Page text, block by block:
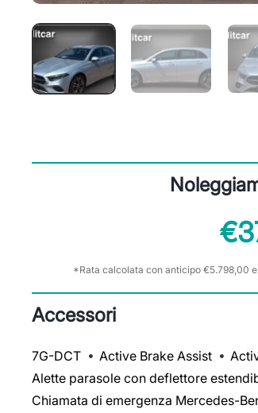
*Rata calcolata con anticipo €5.798,00
Accessori
7G-DCT Active Brake Assist
Alette parasole con deflettore
Chiamata di emergenza Mercedes-